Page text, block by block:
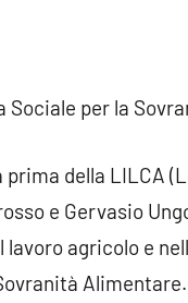
Sociale per la
prima della LILCA
e Gervasio
lavoro agricolo e
Alimentare.